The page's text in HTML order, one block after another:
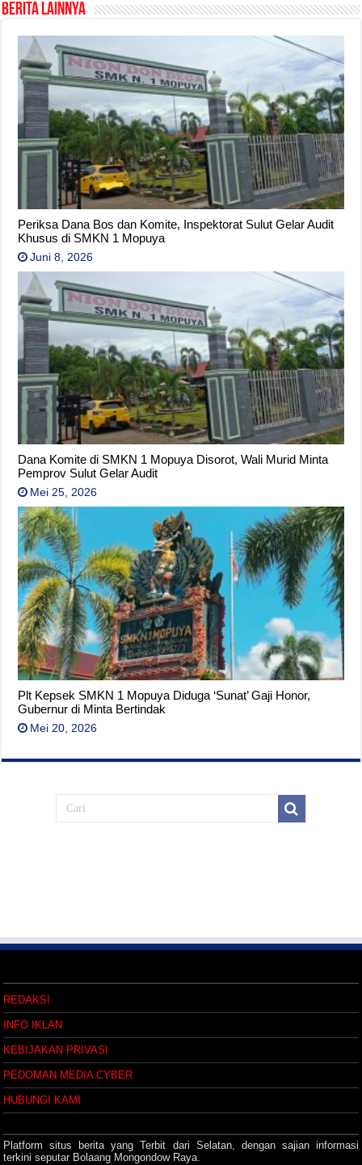
Berita Lainnya
Periksa Dana Bos dan Komite, Inspektorat Sulut Gelar Audit
Khusus di SMKN 1 Mopuya
Juni 8, 2026
Dana Komite di SMKN 1 Mopuya Disorot, Wali Murid Minta
Pemprov Sulut Gelar Audit
Mei 25, 2026
Plt Kepsek SMKN 1 Mopuya Diduga ‘Sunat’ Gaji Honor,
Gubernur di Minta Bertindak
Mei 20, 2026
REDAKSI
INFO IKLAN
KEBIJAKAN PRIVASI
PEDOMAN MEDIA CYBER
HUBUNGI KAMI
Platform situs berita yang Terbit dari Selatan, dengan sajian informasi
terkini seputar Bolaang Mongondow Raya.